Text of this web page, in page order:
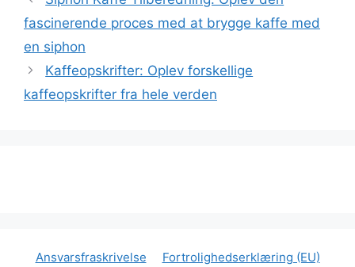
fascinerende proces med at brygge kaffe med
en siphon
Kaffeopskrifter: Oplev forskellige
kaffeopskrifter fra hele verden
Ansvarsfraskrivelse Fortrolighedserklæring (EU)